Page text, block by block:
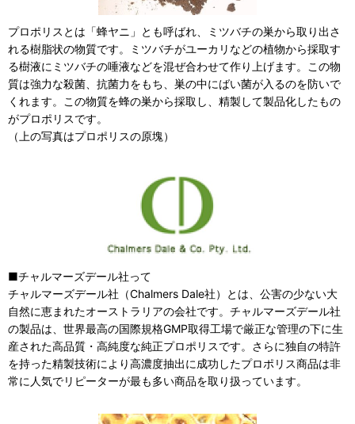
プロポリスとは「蜂ヤニ」とも呼ばれ、ミツバチの巣から取り出さ
れる樹脂状の物質です。ミツバチがユーカリなどの植物から採取す
る樹液にミツバチの唾液などを混ぜ合わせて作り上げます。この物
質は強力な殺菌、抗菌力をもち、巣の中にばい菌が入るのを防いで
くれます。この物質を蜂の巣から採取し、精製して製品化したもの
がプロポリスです。
（上の写真はプロポリスの原塊）
■チャルマーズデール社って
チャルマーズデール社（Chalmers Dale社）とは、公害の少ない大
自然に恵まれたオーストラリアの会社です。チャルマーズデール社
の製品は、世界最高の国際規格GMP取得工場で厳正な管理の下に生
産された高品質・高純度な純正プロポリスです。さらに独自の特許
を持った精製技術により高濃度抽出に成功したプロポリス商品は非
常に人気でリピーターが最も多い商品を取り扱っています。